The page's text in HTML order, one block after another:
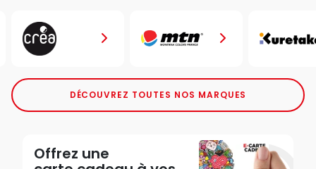
DÉCOUVREZ TOUTES NOS MARQUES
Offrez une